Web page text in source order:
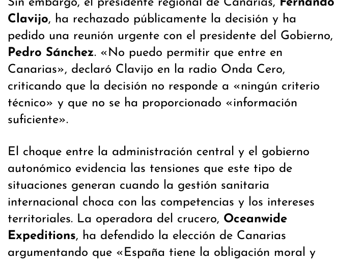
Sin embargo, el presidente regional de Canarias, Fernando
Clavijo, ha rechazado públicamente la decisión y ha
pedido una reunión urgente con el presidente del Gobierno,
Pedro Sánchez. «No puedo permitir que entre en
Canarias», declaró Clavijo en la radio Onda Cero,
criticando que la decisión no responde a «ningún criterio
técnico» y que no se ha proporcionado «información
suficiente».
El choque entre la administración central y el gobierno
autonómico evidencia las tensiones que este tipo de
situaciones generan cuando la gestión sanitaria
internacional choca con las competencias y los intereses
territoriales. La operadora del crucero, Oceanwide
Expeditions, ha defendido la elección de Canarias
argumentando que «España tiene la obligación moral y